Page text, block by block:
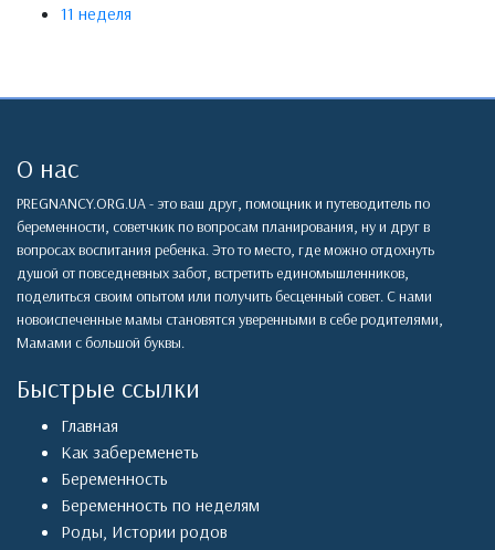
11 неделя
О нас
PREGNANCY.ORG.UA - это ваш друг, помощник и путеводитель по
беременности, советчкик по вопросам планирования, ну и друг в
вопросах воспитания ребенка. Это то место, где можно отдохнуть
душой от повседневных забот, встретить единомышленников,
поделиться своим опытом или получить бесценный совет. С нами
новоиспеченные мамы становятся уверенными в себе родителями,
Мамами с большой буквы.
Быстрые ссылки
Главная
Как забеременеть
Беременность
Беременность по неделям
Роды, Истории родов